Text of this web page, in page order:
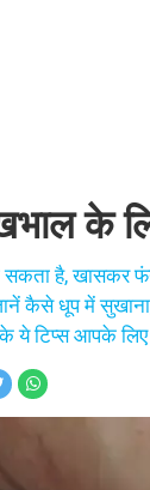
के
सकता है,
कैसे धूप में
टिप्स आपके लिए